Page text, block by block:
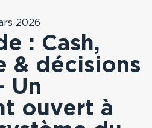
2026
: Cash,
& décisions
Un
ouvert à